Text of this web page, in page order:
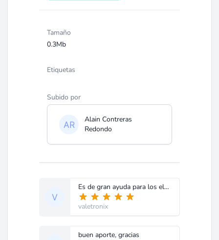
Tamaño
0.3Mb
Etiquetas
Subido por
Alain Contreras
Redondo
Es de gran ayuda para los electronicos
valetronix
buen aporte, gracias